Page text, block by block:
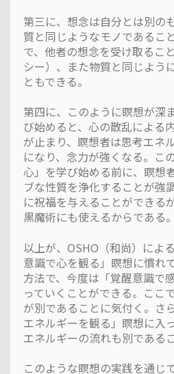
第三に、想念は自分とは別の
質と同じようなモノであるこ
で、他者の想念を受け取るこ
シー）、また物質と同じよう
ともできる。
第四に、このように瞑想が深
び始めると、心の散乱による
が止まり、瞑想者は思考エネ
になり、念力が強くなる。こ
心」を学び始める前に、瞑想
ブな性質を浄化することが強
に祝福を与えることができる
黒魔術にも使えるからである。
以上が、OSHO（和尚）によ
意識で心を観る」瞑想に慣れ
方法で、今度は「覚醒意識で
っていくことができる。ここ
が別であることに気付く。さ
エネルギーを観る」瞑想に入
エネルギーの流れも別である
このような瞑想の実践を通じ